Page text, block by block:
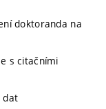
doktoranda na
s citačními
dat